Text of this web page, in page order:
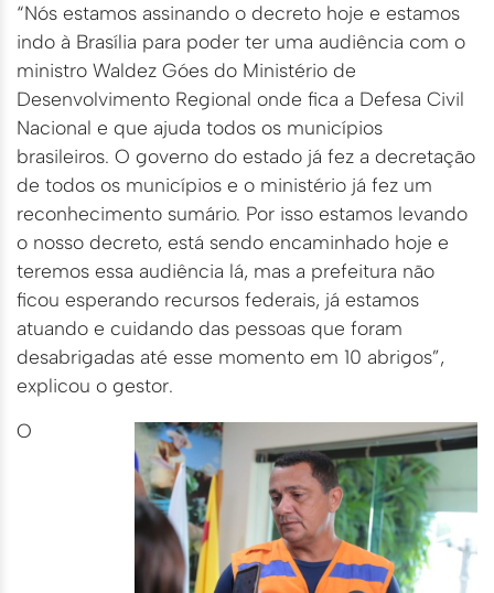
“Nós estamos assinando o decreto hoje e estamos
indo à Brasília para poder ter uma audiência com o
ministro Waldez Góes do Ministério de
Desenvolvimento Regional onde fica a Defesa Civil
Nacional e que ajuda todos os municípios
brasileiros. O governo do estado já fez a decretação
de todos os municípios e o ministério já fez um
reconhecimento sumário. Por isso estamos levando
o nosso decreto, está sendo encaminhado hoje e
teremos essa audiência lá, mas a prefeitura não
ficou esperando recursos federais, já estamos
atuando e cuidando das pessoas que foram
desabrigadas até esse momento em 10 abrigos”,
explicou o gestor.
O